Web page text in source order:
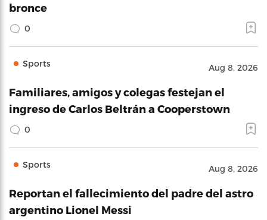
bronce
0
Sports Aug 8, 2026
Familiares, amigos y colegas festejan el
ingreso de Carlos Beltrán a Cooperstown
0
Sports Aug 8, 2026
Reportan el fallecimiento del padre del astro
argentino Lionel Messi